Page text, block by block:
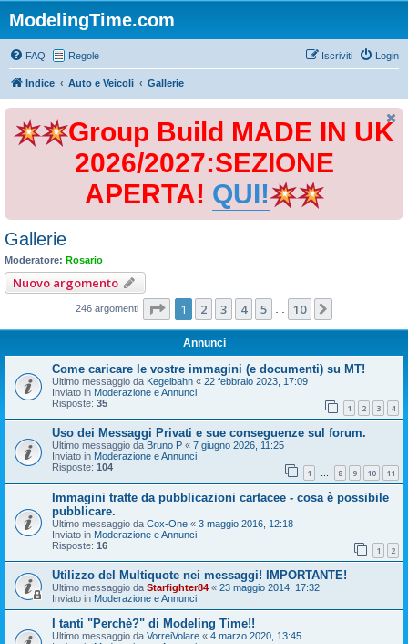
ModelingTime.com
FAQ Regole Login
Iscriviti
Indice Auto e Veicoli Gallerie
Group Build MADE IN UK
2026/2027:SEZIONE
APERTA! QUI!
Gallerie
Moderatore: Rosario
Nuovo argomento
246 argomenti Pagina di 10
1 2 3 4 5 10
Annunci
Come caricare le vostre immagini (e documenti) su MT!
Ultimo messaggio da Kegelbahn « 22 febbraio 2023, 17:09
Inviato in Moderazione e Annunci
Risposte: 35 1 2 3 4
Uso dei Messaggi Privati e sue conseguenze sul forum.
Ultimo messaggio da Bruno P « 7 giugno 2026, 11:25
Inviato in Moderazione e Annunci
Risposte: 104 1 … 8 9 10 11
Immagini tratte da pubblicazioni cartacee - cosa è possibile
pubblicare.
Ultimo messaggio da Cox-One « 3 maggio 2016, 12:18
Inviato in Moderazione e Annunci
Risposte: 16 1 2
Utilizzo del Multiquote nei messaggi! IMPORTANTE!
Ultimo messaggio da Starfighter84 « 23 maggio 2014, 17:32
Inviato in Moderazione e Annunci
I tanti "Perchè?" di Modeling Time!!
Ultimo messaggio da VorreiVolare « 4 marzo 2020, 13:45